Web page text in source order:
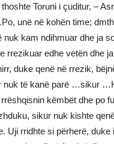
Toruni i çuditur, –
unë në kohën time;
nuk kam ndihmuar dhe ja
rrezikuar edhe vetën dhe
duke qenë në rrezik,
nuk të kanë parë …sikur
këmbët dhe po
sikur nuk kishte
Uji rridhte si përherë, duke